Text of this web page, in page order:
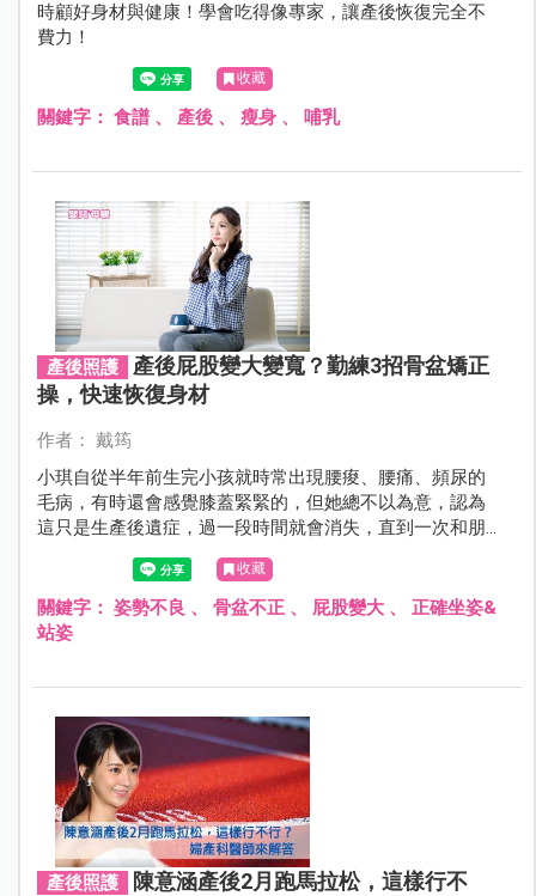
時顧好身材與健康！學會吃得像專家，讓產後恢復完全不
費力！
收藏
關鍵字： 食譜、 產後、 瘦身、 哺乳
產後照護
產後屁股變大變寬？勤練3招骨盆矯正
操，快速恢復身材
作者： 戴筠
小琪自從半年前生完小孩就時常出現腰痠、腰痛、頻尿的
毛病，有時還會感覺膝蓋緊緊的，但她總不以為意，認為
這只是生產後遺症，過一段時間就會消失，直到一次和朋
友聚餐尿失禁，她嚇得就醫檢查，才發現骨盆已經嚴重走
位，需要復健治療…
收藏
關鍵字： 姿勢不良 、 骨盆不正、 屁股變大、 正確坐姿&
站姿
產後照護
陳意涵產後2月跑馬拉松，這樣行不